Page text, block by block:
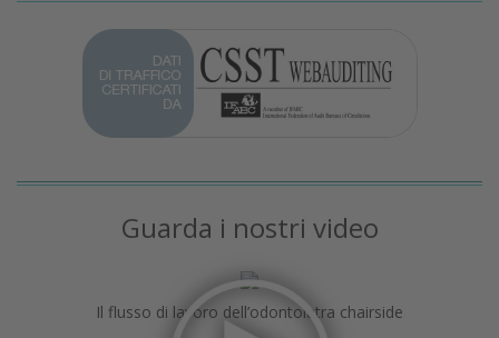
Guarda i nostri video
Il flusso di lavoro dell’odontoiatra chairside